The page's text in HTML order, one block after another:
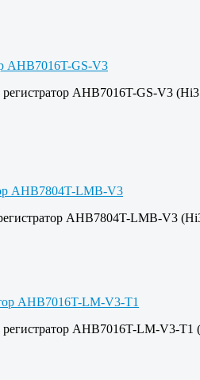
AHB7016T-GS-V3
AHB7804T-LMB-V3
AHB7016T-LM-V3-